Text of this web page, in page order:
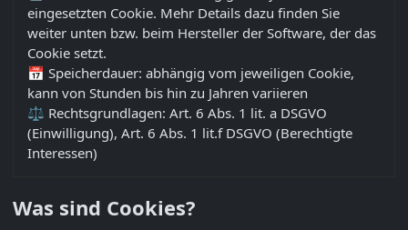
eingesetzten Cookie. Mehr Details dazu finden Sie
weiter unten bzw. beim Hersteller der Software, der das
Cookie setzt.
📅 Speicherdauer: abhängig vom jeweiligen Cookie,
kann von Stunden bis hin zu Jahren variieren
⚖️ Rechtsgrundlagen: Art. 6 Abs. 1 lit. a DSGVO
(Einwilligung), Art. 6 Abs. 1 lit.f DSGVO (Berechtigte
Interessen)
Was sind Cookies?